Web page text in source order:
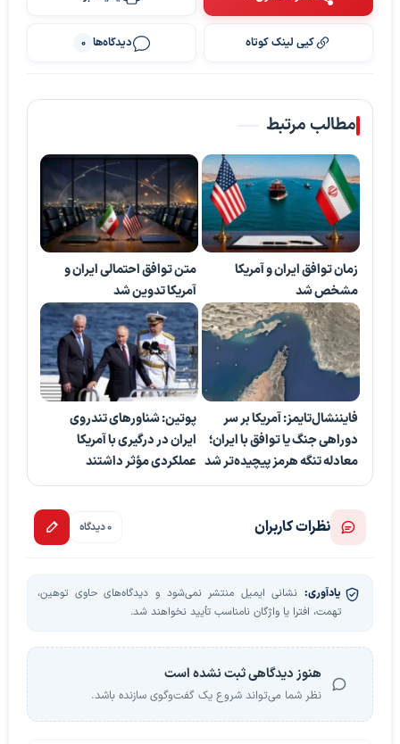
کپی لینک کوتاه دیدگاه‌ها 0
مطالب مرتبط
زمان توافق ایران و آمریکا
مشخص شد
متن توافق احتمالی ایران و
آمریکا تدوین شد
فایننشال‌تایمز: آمریکا بر سر
دوراهی جنگ یا توافق با ایران؛
معادله تنگه هرمز پیچیده‌تر شد
پوتین: شناورهای تندروی
ایران در درگیری با آمریکا
عملکردی مؤثر داشتند
نظرات کاربران 0 دیدگاه
یادآوری: نشانی ایمیل منتشر نمی‌شود و دیدگاه‌های حاوی توهین،
تهمت، افترا یا واژگان نامناسب تأیید نخواهند شد.
هنوز دیدگاهی ثبت نشده است
نظر شما می‌تواند شروع یک گفت‌وگوی سازنده باشد.